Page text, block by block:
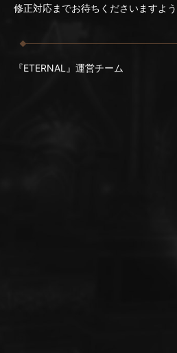
修正対応までお待ちくださいますよう
『ETERNAL』運営チーム